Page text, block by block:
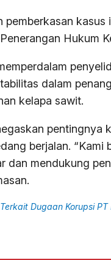
Hukum
dalam
kelapa sawit.
pentingnya
berjalan. “Kami
dan mendukung
Dugaan Korupsi PT